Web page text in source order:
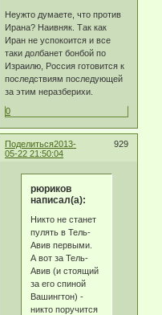
Неужто думаете, что против
Ирана? Наивняк. Так как
Иран не успокоится и все
таки долбанет бонбой по
Израилю, Россия готовится к
последствиям последующей
за этим неразберихи.
0
Поделиться 929
2013-
05-22 21:50:04
рюриков
написал(а):
Никто не станет
пулять в Тель-
Авив первыми.
А вот за Тель-
Авив (и стоящий
за его спиной
Вашингтон) -
никто поручится